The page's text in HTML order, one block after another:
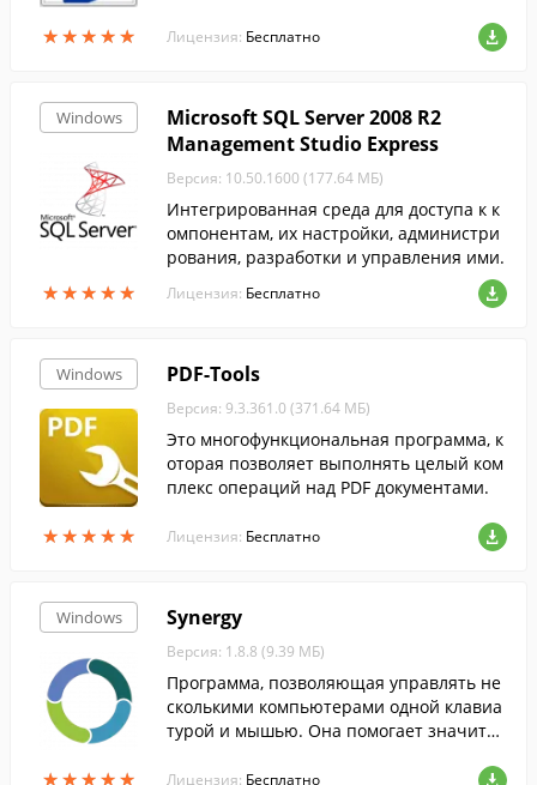
★★★★★
★★★★★
на диске и в базе данных.
Лицензия: Бесплатно
Windows
★★★★★
★★★★★
Microsoft SQL Server 2008 R2
Management Studio Express
Версия: 10.50.1600 (177.64 МБ)
Интегрированная среда для доступа к к
омпонентам, их настройки, администри
рования, разработки и управления ими.
Лицензия: Бесплатно
Windows
★★★★★
★★★★★
PDF-Tools
Версия: 9.3.361.0 (371.64 МБ)
Это многофункциональная программа, к
оторая позволяет выполнять целый ком
плекс операций над PDF документами.
Лицензия: Бесплатно
Windows
★★★★★
★★★★★
Synergy
Версия: 1.8.8 (9.39 МБ)
Программа, позволяющая управлять не
сколькими компьютерами одной клавиа
турой и мышью. Она помогает значител
ством компьютеров.
Лицензия: Бесплатно